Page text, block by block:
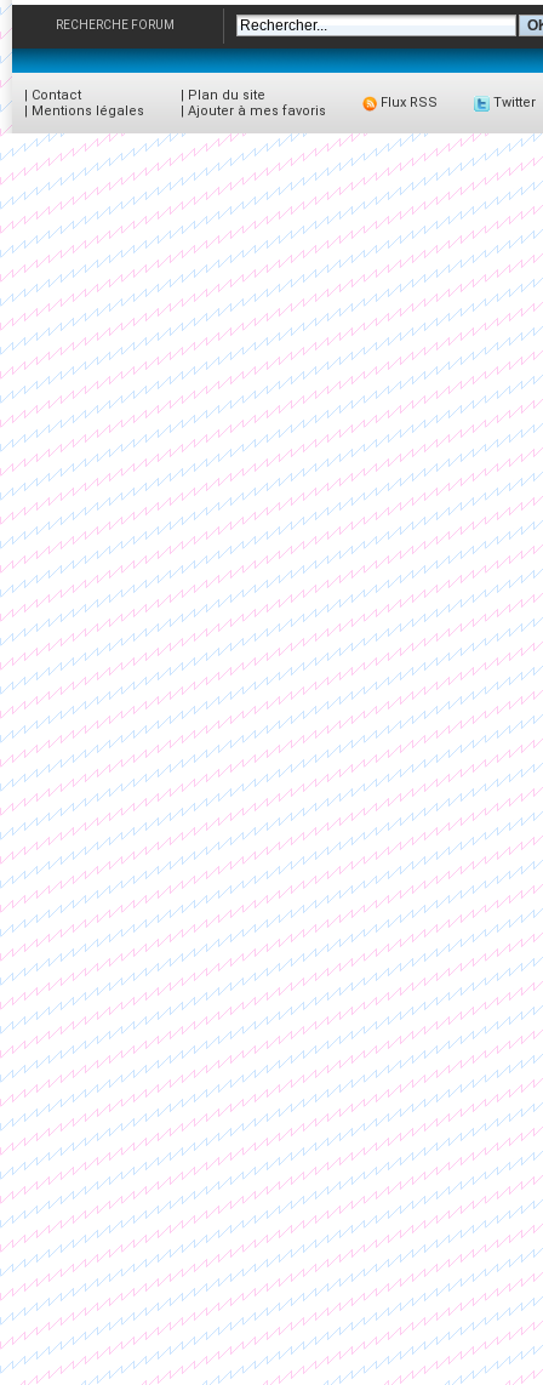
RECHERCHE FORUM
| Contact
| Mentions légales
| Plan du site
| Ajouter à mes favoris
Flux RSS Twitter